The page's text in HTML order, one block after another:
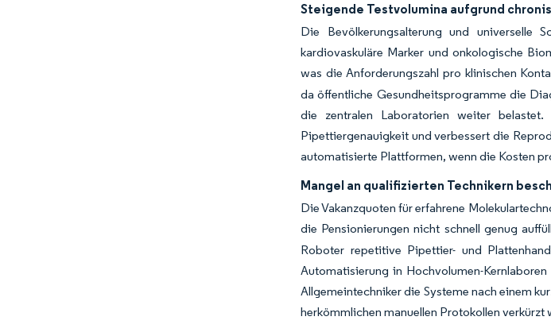
Steigende Testvolumina aufgrund
Die Bevölkerungsalterung und universelle
kardiovaskuläre Marker und onkologische
was die Anforderungszahl pro klinischen
da öffentliche Gesundheitsprogramme die
die zentralen Laboratorien weiter
Pipettiergenauigkeit und verbessert die
automatisierte Plattformen, wenn die Kosten
Mangel an qualifizierten Technikern
Die Vakanzquoten für erfahrene
die Pensionierungen nicht schnell genug
Roboter repetitive Pipettier- und
Automatisierung in Hochvolumen-
Allgemeintechniker die Systeme nach einem
herkömmlichen manuellen Protokollen verkürzt